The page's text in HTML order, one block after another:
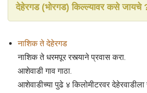
देहेरगड (भोरगड) किल्ल्यावर कसे जायचे
नाशिक ते देहेरगड
नाशिक ते धरमपूर रस्त्याने प्रवास करा.
आशेवाडी गाव गाठा.
आशेवाडीच्या पुढे ४ किलोमीटरवर देहेरवाडीला